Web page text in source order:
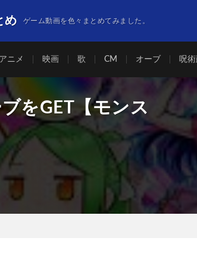
め ゲーム動画を色々まとめてみました。
アニメ 映画 歌 CM オーブ 呪
をGET【モンス